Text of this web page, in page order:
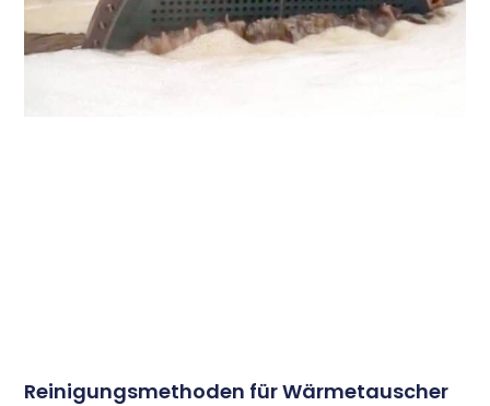
Reinigungsmethoden für Wärmetauscher